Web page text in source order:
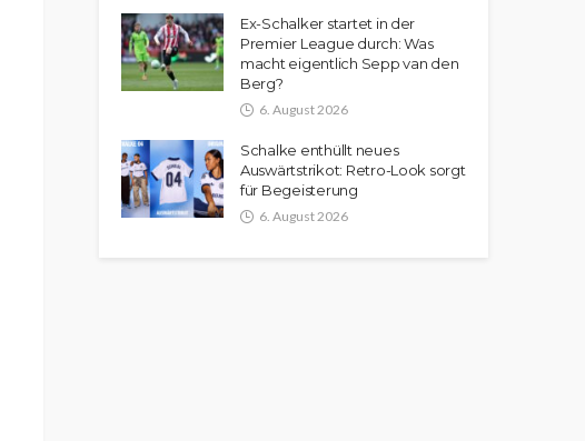
Ex-Schalker startet in der
Premier League durch: Was
macht eigentlich Sepp van den
Berg?
6. August 2026
Schalke enthüllt neues
Auswärtstrikot: Retro-Look sorgt
für Begeisterung
6. August 2026